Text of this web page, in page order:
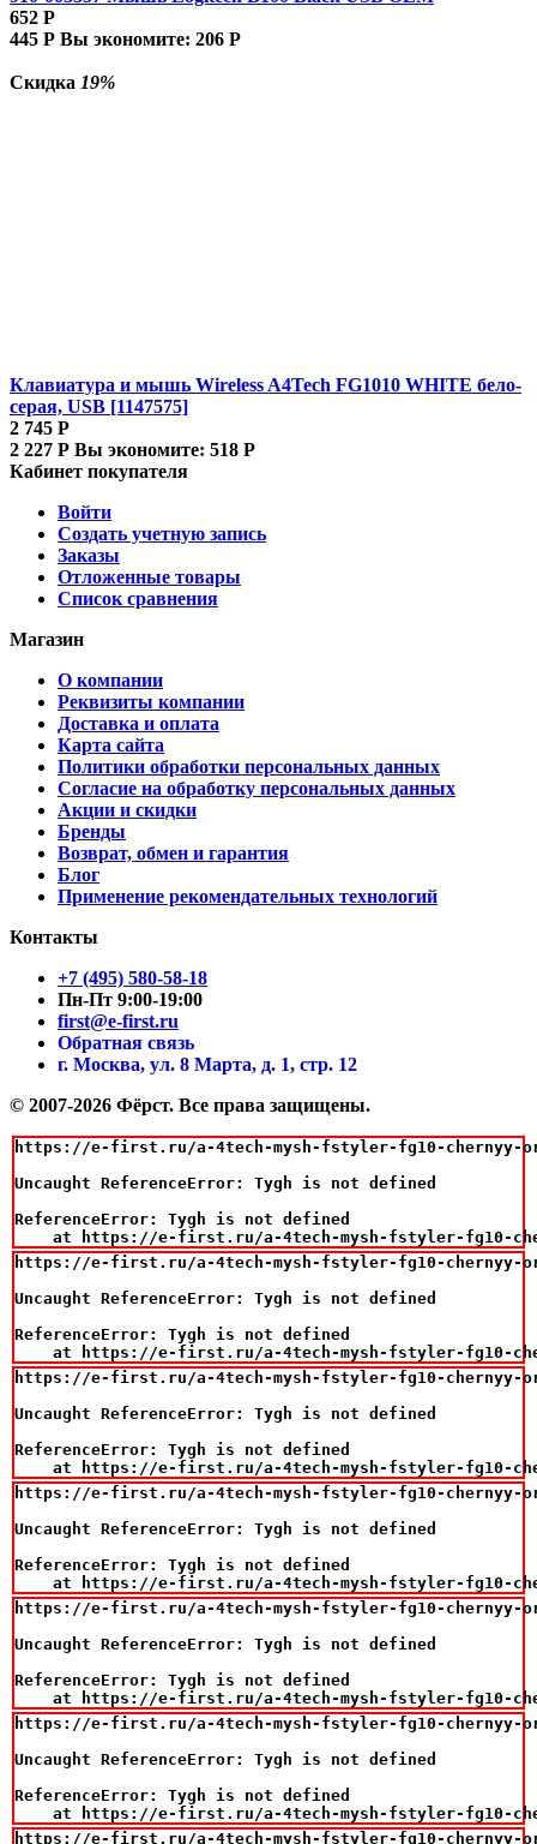
652 Р
445 Р Вы экономите: 206 Р
Скидка 19%
Клавиатура и мышь Wireless A4Tech FG1010 WHITE бело-
серая, USB [1147575]
2 745 Р
2 227 Р Вы экономите: 518 Р
Кабинет покупателя
Войти
Создать учетную запись
Заказы
Отложенные товары
Список сравнения
Магазин
О компании
Реквизиты компании
Доставка и оплата
Карта сайта
Политики обработки персональных данных
Согласие на обработку персональных данных
Акции и скидки
Бренды
Возврат, обмен и гарантия
Блог
Применение рекомендательных технологий
Контакты
+7 (495) 580-58-18
Пн-Пт 9:00-19:00
first@e-first.ru
Обратная связь
г. Москва, ул. 8 Марта, д. 1, стр. 12
© 2007-2026 Фёрст. Все права защищены.
https://e-first.ru/a-4tech-mysh-fstyler-fg10-chernyy-
Uncaught ReferenceError: Tygh is not defined
ReferenceError: Tygh is not defined
at https://e-first.ru/a-4tech-mysh-fstyler-fg10-
https://e-first.ru/a-4tech-mysh-fstyler-fg10-chernyy-
Uncaught ReferenceError: Tygh is not defined
ReferenceError: Tygh is not defined
at https://e-first.ru/a-4tech-mysh-fstyler-fg10-
https://e-first.ru/a-4tech-mysh-fstyler-fg10-chernyy-
Uncaught ReferenceError: Tygh is not defined
ReferenceError: Tygh is not defined
at https://e-first.ru/a-4tech-mysh-fstyler-fg10-
https://e-first.ru/a-4tech-mysh-fstyler-fg10-chernyy-
Uncaught ReferenceError: Tygh is not defined
ReferenceError: Tygh is not defined
at https://e-first.ru/a-4tech-mysh-fstyler-fg10-
https://e-first.ru/a-4tech-mysh-fstyler-fg10-chernyy-
Uncaught ReferenceError: Tygh is not defined
ReferenceError: Tygh is not defined
at https://e-first.ru/a-4tech-mysh-fstyler-fg10-
https://e-first.ru/a-4tech-mysh-fstyler-fg10-chernyy-
Uncaught ReferenceError: Tygh is not defined
ReferenceError: Tygh is not defined
at https://e-first.ru/a-4tech-mysh-fstyler-fg10-
https://e-first.ru/a-4tech-mysh-fstyler-fg10-chernyy-